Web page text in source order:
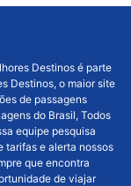
Destinos é parte
Destinos, o maior site
de passagens
do Brasil, Todos
equipe pesquisa
tarifas e alerta nossos
que encontra
de viajar